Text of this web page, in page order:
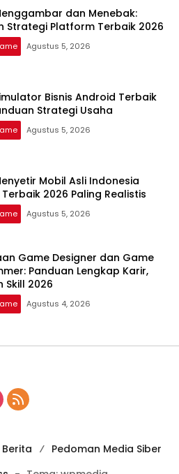
dan Menebak:
Strategi Platform Terbaik 2026
Agustus 5, 2026
Bisnis Android Terbaik
Strategi Usaha
Agustus 5, 2026
Mobil Asli Indonesia
2026 Paling Realistis
Agustus 5, 2026
Game Designer dan Game
Panduan Lengkap Karir,
Skill 2026
Agustus 4, 2026
Pedoman Media Siber